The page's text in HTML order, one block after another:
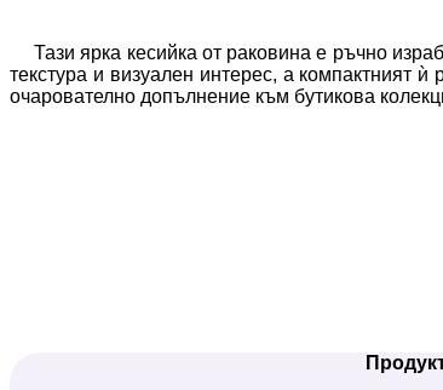
Тази ярка кесийка от раковина е ръчно
текстура и визуален интерес, а компактният
очарователно допълнение към бутикова